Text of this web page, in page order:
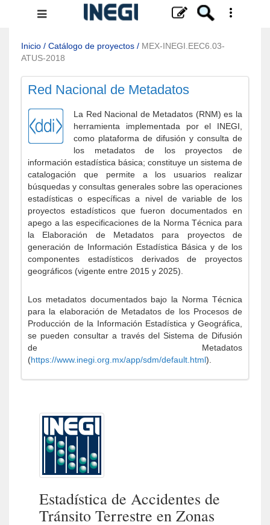
Menú
navegación
Inicio / Catálogo de proyectos / MEX-INEGI.EEC6.03-
ATUS-2018
Red Nacional de Metadatos
La Red Nacional de Metadatos (RNM) es la
herramienta implementada por el INEGI,
como plataforma de difusión y consulta de
los metadatos de los proyectos de
información estadística básica; constituye un sistema de
catalogación que permite a los usuarios realizar
búsquedas y consultas generales sobre las operaciones
estadísticas o específicas a nivel de variable de los
proyectos estadísticos que fueron documentados en
apego a las especificaciones de la Norma Técnica para
la Elaboración de Metadatos para proyectos de
generación de Información Estadística Básica y de los
componentes estadísticos derivados de proyectos
geográficos (vigente entre 2015 y 2025).
Los metadatos documentados bajo la Norma Técnica
para la elaboración de Metadatos de los Procesos de
Producción de la Información Estadística y Geográfica,
se pueden consultar a través del Sistema de Difusión
de Metadatos
(https://www.inegi.org.mx/app/sdm/default.html).
Estadística de Accidentes de
Tránsito Terrestre en Zonas